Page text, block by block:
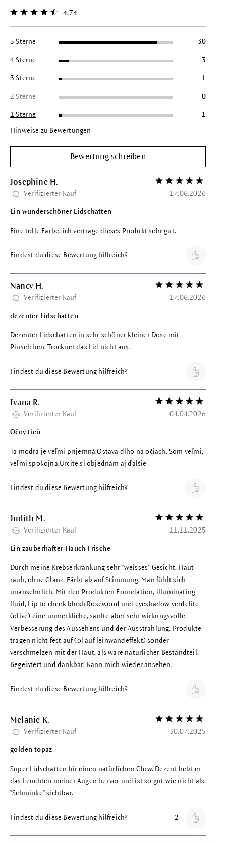
Durchschnittliche Bewertung von 4.7 von 5 Sternen
4.74
5 Sterne 30
4 Sterne 3
3 Sterne 1
2 Sterne 0
1 Sterne 1
Hinweise zu Bewertungen
Bewertung schreiben
Josephine H. Bewertung mit 5
Verifizierter Kauf 17.06.2026
Ein wunderschöner Lidschatten
Eine tolle Farbe, ich vertrage dieses Produkt sehr gut.
Findest du diese Bewertung hilfreich?
Nancy H. Bewertung mit 5
Verifizierter Kauf 17.06.2026
dezenter Lidschatten
Dezenter Lidschatten in sehr schöner kleiner Dose mit
Pinselchen. Trocknet das Lid nicht aus.
Findest du diese Bewertung hilfreich?
Ivana R. Bewertung mit 5
Verifizierter Kauf 04.04.2026
Očný tieň
Tá modrá je veľmi príjemná.Ostava dlho na očiach. Som veľmi,
veľmi spokojná.Urcite si objednám aj ďalšie
Findest du diese Bewertung hilfreich?
Judith M. Bewertung mit 5
Verifizierter Kauf 11.11.2025
Ein zauberhafter Hauch Frische
Durch meine Krebserkrankung sehr "weisses" Gesicht, Haut
rauh, ohne Glanz. Färbt ab auf Stimmung. Man fühlt sich
unansehnlich. Mit den Produkten Foundation, illuminating
fluid, Lip to cheek blush Rosewood und eyeshadow verdelite
(olive) eine unmerkliche, sanfte aber sehr wirkungsvolle
Verbesserung des Aussehens und der Ausstrahlung. Produkte
tragen nicht fest auf (öl auf leinwandeffekt) sonder
verschmelzen mit der Haut, als wäre natürlicher Bestandteil.
Begeistert und dankbar! Kann mich wieder ansehen.
Findest du diese Bewertung hilfreich?
Melanie K. Bewertung mit 5
Verifizierter Kauf 30.07.2025
golden topaz
Super Lidschatten für einen natürlichen Glow. Dezent hebt er
das Leuchten meiner Augen hervor und ist so gut wie nicht als
"Schminke" sichtbar.
Findest du diese Bewertung hilfreich? 2